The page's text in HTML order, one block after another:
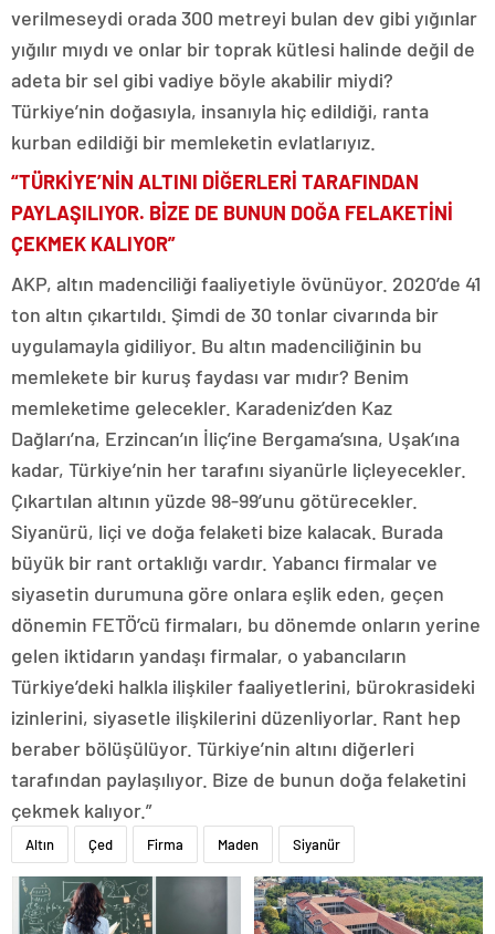
verilmeseydi orada 300 metreyi bulan dev gibi yığınlar
yığılır mıydı ve onlar bir toprak kütlesi halinde değil de
adeta bir sel gibi vadiye böyle akabilir miydi?
Türkiye’nin doğasıyla, insanıyla hiç edildiği, ranta
kurban edildiği bir memleketin evlatlarıyız.
“TÜRKİYE’NİN ALTINI DİĞERLERİ TARAFINDAN
PAYLAŞILIYOR. BİZE DE BUNUN DOĞA FELAKETİNİ
ÇEKMEK KALIYOR”
AKP, altın madenciliği faaliyetiyle övünüyor. 2020’de 41
ton altın çıkartıldı. Şimdi de 30 tonlar civarında bir
uygulamayla gidiliyor. Bu altın madenciliğinin bu
memlekete bir kuruş faydası var mıdır? Benim
memleketime gelecekler. Karadeniz’den Kaz
Dağları’na, Erzincan’ın İliç’ine Bergama’sına, Uşak’ına
kadar, Türkiye’nin her tarafını siyanürle liçleyecekler.
Çıkartılan altının yüzde 98-99’unu götürecekler.
Siyanürü, liçi ve doğa felaketi bize kalacak. Burada
büyük bir rant ortaklığı vardır. Yabancı firmalar ve
siyasetin durumuna göre onlara eşlik eden, geçen
dönemin FETÖ’cü firmaları, bu dönemde onların yerine
gelen iktidarın yandaşı firmalar, o yabancıların
Türkiye’deki halkla ilişkiler faaliyetlerini, bürokrasideki
izinlerini, siyasetle ilişkilerini düzenliyorlar. Rant hep
beraber bölüşülüyor. Türkiye’nin altını diğerleri
tarafından paylaşılıyor. Bize de bunun doğa felaketini
çekmek kalıyor.”
Altın Çed Firma Maden Siyanür